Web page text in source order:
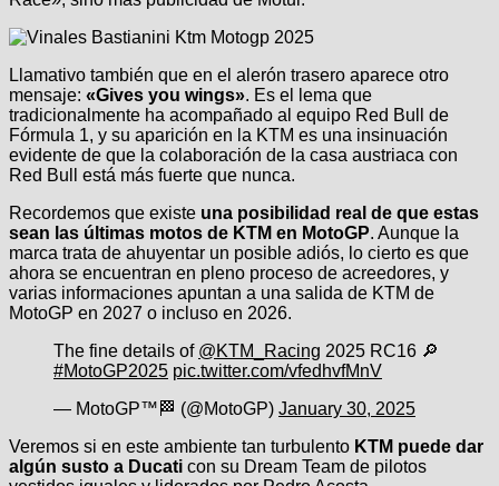
Llamativo también que en el alerón trasero aparece otro
mensaje: «Gives you wings». Es el lema que
tradicionalmente ha acompañado al equipo Red Bull de
Fórmula 1, y su aparición en la KTM es una insinuación
evidente de que la colaboración de la casa austriaca con
Red Bull está más fuerte que nunca.
Recordemos que existe una posibilidad real de que estas
sean las últimas motos de KTM en MotoGP. Aunque la
marca trata de ahuyentar un posible adiós, lo cierto es que
ahora se encuentran en pleno proceso de acreedores, y
varias informaciones apuntan a una salida de KTM de
MotoGP en 2027 o incluso en 2026.
The fine details of @KTM_Racing 2025 RC16 🔎
#MotoGP2025 pic.twitter.com/vfedhvfMnV
— MotoGP™🏁 (@MotoGP) January 30, 2025
Veremos si en este ambiente tan turbulento KTM puede dar
algún susto a Ducati con su Dream Team de pilotos